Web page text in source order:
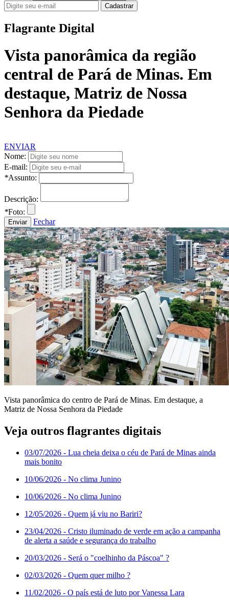
Flagrante Digital
Vista panorâmica da região
central de Pará de Minas. Em
destaque, Matriz de Nossa
Senhora da Piedade
ENVIAR
Nome:
E-mail:
*Assunto:
Descrição:
*Foto:
Fechar
Vista panorâmica do centro de Pará de Minas. Em destaque, a
Matriz de Nossa Senhora da Piedade
Veja outros flagrantes digitais
03/07/2026 - Lua cheia deixa o céu de Pará de Minas ainda
mais bonito
10/06/2026 - No clima Junino
10/06/2026 - No clima Junino
12/05/2026 - Quem já viu no Bariri?
23/04/2026 - Cristo iluminado de verde em ação a campanha
de alerta a saúde e segurança do trabalho
20/03/2026 - Será o "coelhinho da Páscoa" ?
02/03/2026 - Quem quer milho ?
11/02/2026 - O país está de luto por Vanessa Lara